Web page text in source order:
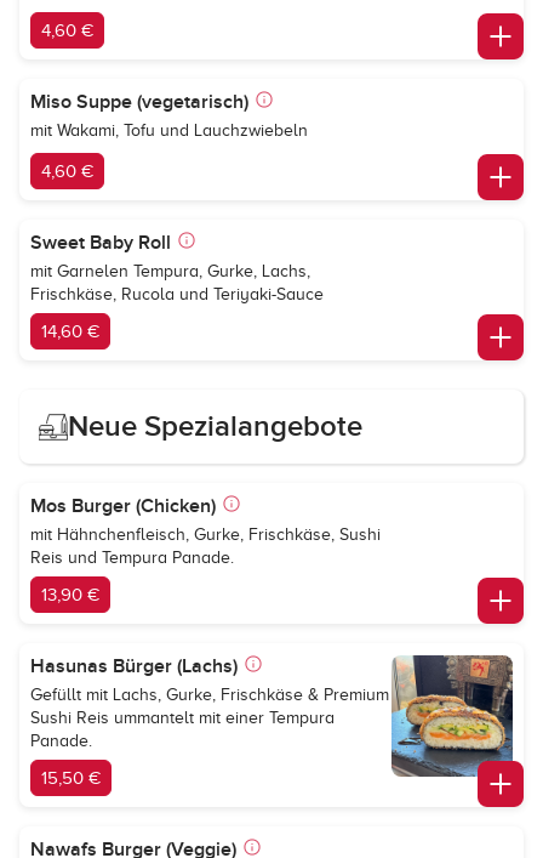
4,60 €
Miso Suppe (vegetarisch)
mit Wakami, Tofu und Lauchzwiebeln
4,60 €
Sweet Baby Roll
mit Garnelen Tempura, Gurke, Lachs,
Frischkäse, Rucola und Teriyaki-Sauce
14,60 €
Neue Spezialangebote
Mos Burger (Chicken)
mit Hähnchenfleisch, Gurke, Frischkäse, Sushi
Reis und Tempura Panade.
13,90 €
Hasunas Bürger (Lachs)
Gefüllt mit Lachs, Gurke, Frischkäse & Premium
Sushi Reis ummantelt mit einer Tempura
Panade.
15,50 €
Nawafs Burger (Veggie)